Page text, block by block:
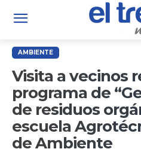
AMBIENTE
Visita a vecinos
programa de
de residuos
escuela
de Ambiente